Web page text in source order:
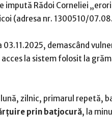
impută Rădoi Corneliei
(adresa nr. 1300510/
03.11.2025, demascând
acces la sistem folosit la
zilnic, primarul repetă,
prin batjocură, la